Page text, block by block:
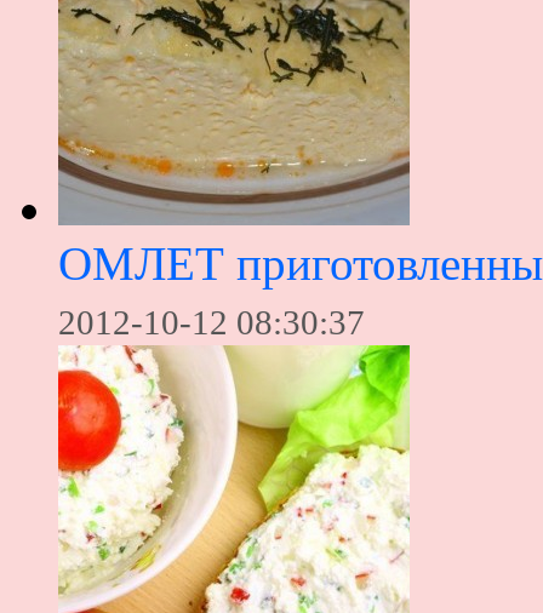
ОМЛЕТ
2012-10-12 08:30:37